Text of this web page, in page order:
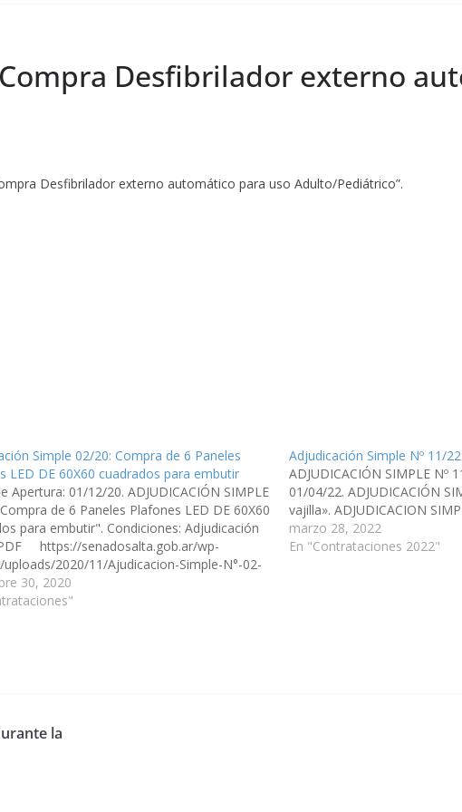
Desfibrilador externo
Desfibrilador externo automático para uso Adulto/Pediátrico”.
Simple 02/20: Compra de 6 Paneles
LED DE 60X60 cuadrados para embutir
Apertura: 01/12/20. ADJUDICACIÓN SIMPLE
de 6 Paneles Plafones LED DE 60X60
para embutir". Condiciones: Adjudicación
https://senadosalta.gob.ar/wp-
2020/11/Ajudicacion-Simple-N°-02-
30, 2020
Adjudicación Simple Nº 11/22
ADJUDICACIÓN SIMPLE Nº
01/04/22. ADJUDICACIÓN
vajilla». ADJUDICACION
marzo 28, 2022
En "Contrataciones 2022"
la